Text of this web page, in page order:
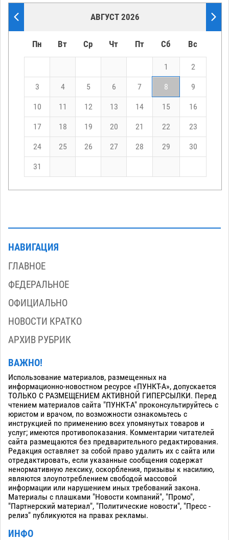
АВГУСТ 2026
Пн Вт Ср Чт Пт Сб Вс
1 2
3 4 5 6 7 8 9
10 11 12 13 14 15 16
17 18 19 20 21 22 23
24 25 26 27 28 29 30
31
НАВИГАЦИЯ
ГЛАВНОЕ
ФЕДЕРАЛЬНОЕ
ОФИЦИАЛЬНО
НОВОСТИ КРАТКО
АРХИВ РУБРИК
ВАЖНО!
Использование материалов, размещенных на
информационно-новостном ресурсе «ПУНКТ-А», допускается
ТОЛЬКО С РАЗМЕЩЕНИЕМ АКТИВНОЙ ГИПЕРСЫЛКИ. Перед
чтением материалов сайта "ПУНКТ-А" проконсультируйтесь с
юристом и врачом, по возможности ознакомьтесь с
инструкцией по применению всех упомянутых товаров и
услуг; имеются противопоказания. Комментарии читателей
сайта размещаются без предварительного редактирования.
Редакция оставляет за собой право удалить их с сайта или
отредактировать, если указанные сообщения содержат
ненормативную лексику, оскорбления, призывы к насилию,
являются злоупотреблением свободой массовой
информации или нарушением иных требований закона.
Материалы с плашками "Новости компаний", "Промо",
"Партнерский материал", "Политические новости", "Пресс -
релиз" публикуются на правах рекламы.
ИНФО